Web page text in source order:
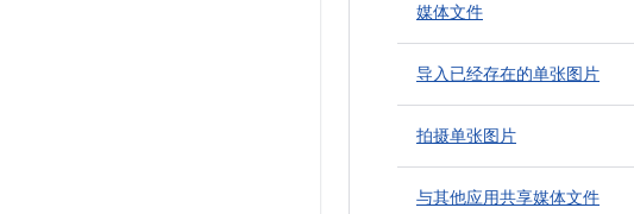
媒体文件
导入已经存在的单张图片
拍摄单张图片
与其他应用共享媒体文件